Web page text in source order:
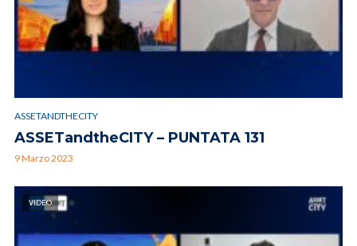
ASSETANDTHECITY
ASSETandtheCITY – PUNTATA 131
9 Marzo 2023
VIDEO